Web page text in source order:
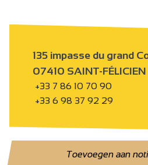
135 impasse du grand
07410 SAINT-FÉLICIEN
+33 7 86 10 70 90
+33 6 98 37 92 29
Toevoegen aan